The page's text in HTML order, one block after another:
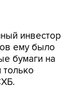
бумаги на
только
что